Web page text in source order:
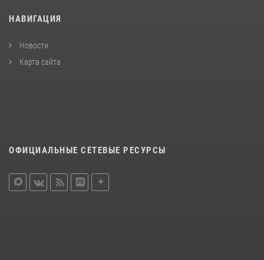
НАВИГАЦИЯ
Новости
Карта сайта
ОФИЦИАЛЬНЫЕ СЕТЕВЫЕ РЕСУРСЫ